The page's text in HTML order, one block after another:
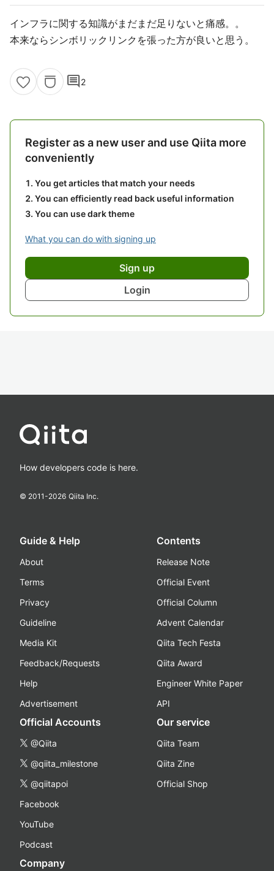
インフラに関する知識がまだまだ足りないと痛感。。
本来ならシンボリックリンクを張った方が良いと思う。
comment2
Register as a new user and use Qiita more
conveniently
You get articles that match your needs
You can efficiently read back useful information
You can use dark theme
What you can do with signing up
Sign up
Login
How developers code is here.
© 2011-2026 Qiita Inc.
Guide & Help
About
Terms
Privacy
Guideline
Media Kit
Feedback/Requests
Help
Advertisement
Contents
Release Note
Official Event
Official Column
Advent Calendar
Qiita Tech Festa
Qiita Award
Engineer White Paper
API
Official Accounts
@Qiita
@qiita_milestone
@qiitapoi
Facebook
YouTube
Podcast
Our service
Qiita Team
Qiita Zine
Official Shop
Company